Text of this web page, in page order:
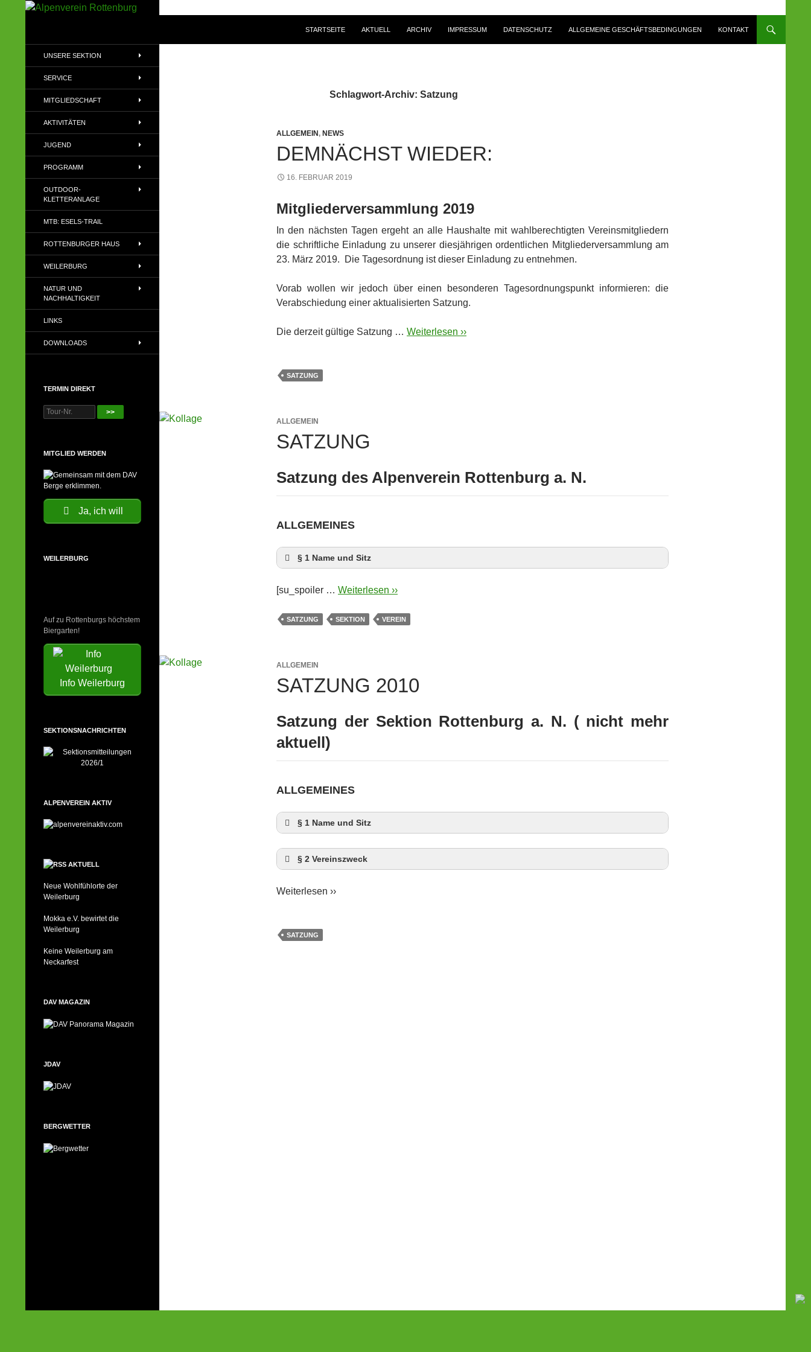
STARTSEITE AKTUELL ARCHIV IMPRESSUM DATENSCHUTZ ALLGEMEINE GESCHÄFTSBEDINGUNGEN KONTAKT
Schlagwort-Archiv: Satzung
ALLGEMEIN, NEWS
DEMNÄCHST WIEDER:
16. FEBRUAR 2019
Mitgliederversammlung 2019
In den nächsten Tagen ergeht an alle Haushalte mit wahlberechtigten Vereinsmitgliedern
die schriftliche Einladung zu unserer diesjährigen ordentlichen Mitgliederversammlung am
23. März 2019. Die Tagesordnung ist dieser Einladung zu entnehmen.
Vorab wollen wir jedoch über einen besonderen Tagesordnungspunkt informieren: die
Verabschiedung einer aktualisierten Satzung.
Die derzeit gültige Satzung … Weiterlesen ››
SATZUNG
ALLGEMEIN
SATZUNG
Satzung des Alpenverein Rottenburg a. N.
ALLGEMEINES
§ 1 Name und Sitz
[su_spoiler … Weiterlesen ››
SATZUNG SEKTION VEREIN
ALLGEMEIN
SATZUNG 2010
Satzung der Sektion Rottenburg a. N. ( nicht mehr
aktuell)
ALLGEMEINES
§ 1 Name und Sitz
§ 2 Vereinszweck
Weiterlesen ››
SATZUNG
Alpenvereins (DAV) e.V
UNSERE SEKTION
SERVICE
MITGLIEDSCHAFT
AKTIVITÄTEN
JUGEND
PROGRAMM
OUTDOOR-
KLETTERANLAGE
MTB: ESELS-TRAIL
ROTTENBURGER HAUS
WEILERBURG
NATUR UND
NACHHALTIGKEIT
LINKS
DOWNLOADS
TERMIN DIREKT
>>
MITGLIED WERDEN
Ja, ich will
WEILERBURG
Auf zu Rottenburgs höchstem
Biergarten!
Info Weilerburg
SEKTIONSNACHRICHTEN
ALPENVEREIN AKTIV
AKTUELL
Neue Wohlfühlorte der
Weilerburg
Mokka e.V. bewirtet die
Weilerburg
Keine Weilerburg am
Neckarfest
DAV MAGAZIN
JDAV
BERGWETTER